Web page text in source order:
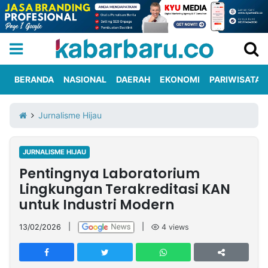
Iklan
Berita
Kami
Nasional
International
Olahraga
Entertainment
Daerah
Pariwisata
Kuliner
Kolom
Network
PT
TREETAN
BERANDA NASIONAL DAERAH EKONOMI PARIWISATA
Jurnalisme Hijau
JURNALISME HIJAU
Pentingnya Laboratorium
Lingkungan Terakreditasi KAN
untuk Industri Modern
13/02/2026 4 views